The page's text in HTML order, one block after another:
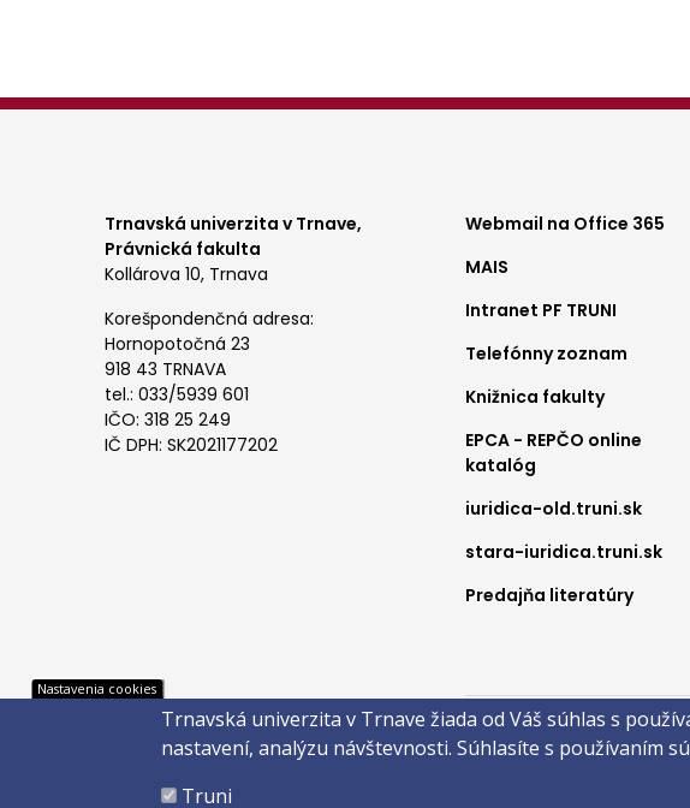
Trnavská univerzita v Trnave,
Právnická fakulta
Kollárova 10, Trnava
Korešpondenčná adresa:
Hornopotočná 23
918 43 TRNAVA
tel.: 033/5939 601
IČO: 318 25 249
IČ DPH: SK2021177202
Footer
menu
1
Webmail na Office 365
MAIS
Intranet PF TRUNI
Telefónny zoznam
Knižnica fakulty
EPCA - REPČO online
katalóg
iuridica-old.truni.sk
stara-iuridica.truni.sk
Predajňa literatúry
Päta
Správca obsahu
Nastavenia cookies
Trnavská univerzita v Trnave žiada od Váš súhlas s
nastavení, analýzu návštevnosti. Súhlasíte s používaním
Truni